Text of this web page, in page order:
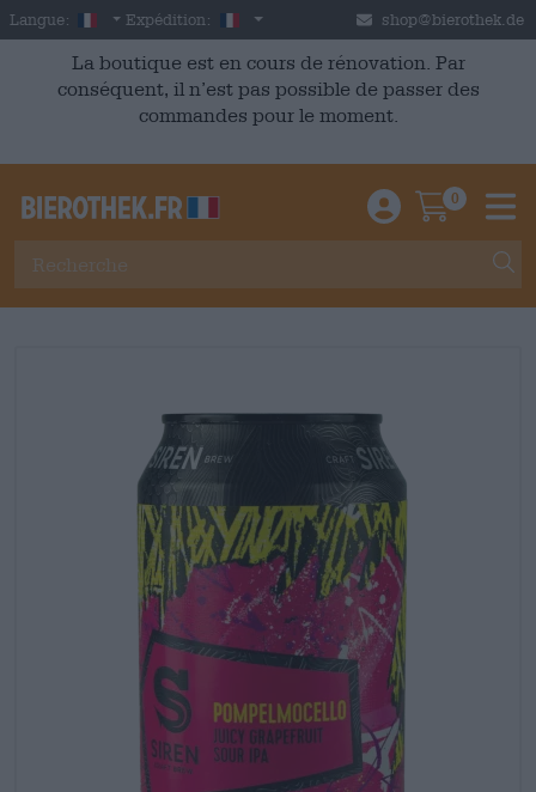
Skip to main content
Langue: French
Expédition: France shop@bierothek.de
La boutique est en cours de rénovation. Par
conséquent, il n’est pas possible de passer des
commandes pour le moment.
Einloggen /
0